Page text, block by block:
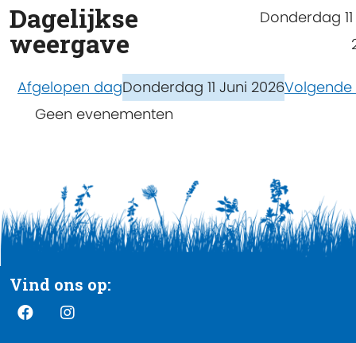
Dagelijkse
weergave
Donderdag
Afgelopen dagDonderdag 11 Juni 2026
Geen evenementen
Vind ons op: